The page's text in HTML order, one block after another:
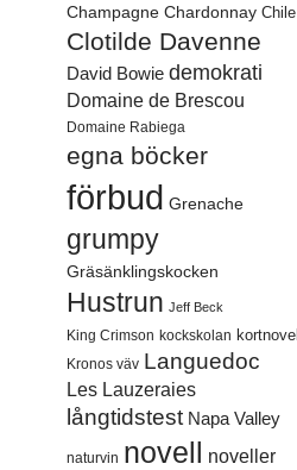
Champagne Chardonnay Chile
Clotilde Davenne
David Bowie demokrati
Domaine de Brescou
Domaine Rabiega
egna böcker
förbud Grenache
grumpy
Gräsänklingskocken
Hustrun Jeff Beck
King Crimson kockskolan kortnovell
Kronos väv Languedoc
Les Lauzeraies
långtidstest Napa Valley
naturvin novell noveller